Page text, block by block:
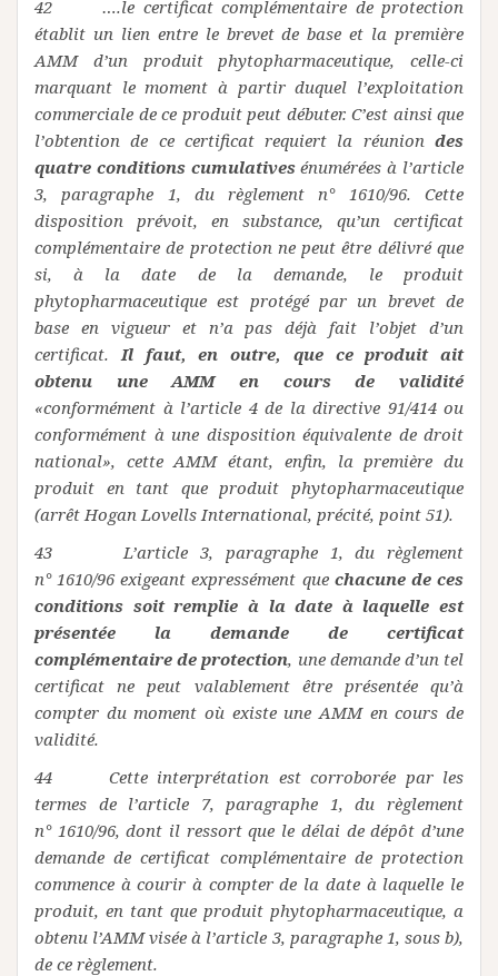
42 ….le certificat complémentaire de protection
établit un lien entre le brevet de base et la première
AMM d’un produit phytopharmaceutique, celle-ci
marquant le moment à partir duquel l’exploitation
commerciale de ce produit peut débuter. C’est ainsi que
l’obtention de ce certificat requiert la réunion des
quatre conditions cumulativesénumérées à l’article
3, paragraphe 1, du règlement n° 1610/96. Cette
disposition prévoit, en substance, qu’un certificat
complémentaire de protection ne peut être délivré que
si, à la date de la demande, le produit
phytopharmaceutique est protégé par un brevet de
base en vigueur et n’a pas déjà fait l’objet d’un
certificat.Il faut, en outre, que ce produit ait
obtenu une AMM en cours de validité
«conformément à l’article 4 de la directive 91/414 ou
conformément à une disposition équivalente de droit
national», cette AMM étant, enfin, la première du
produit en tant que produit phytopharmaceutique
(arrêt Hogan Lovells International, précité, point 51).
43 L’article 3, paragraphe 1, du règlement
n° 1610/96 exigeant expressément que chacune de ces
conditions soit remplie à la date à laquelle est
présentée la demande de certificat
complémentaire de protection, une demande d’un tel
certificat ne peut valablement être présentée qu’à
compter du moment où existe une AMM en cours de
validité.
44 Cette interprétation est corroborée par les
termes de l’article 7, paragraphe 1, du règlement
n° 1610/96, dont il ressort que le délai de dépôt d’une
demande de certificat complémentaire de protection
commence à courir à compter de la date à laquelle le
produit, en tant que produit phytopharmaceutique, a
obtenu l’AMM visée à l’article 3, paragraphe 1, sous b),
de ce règlement.